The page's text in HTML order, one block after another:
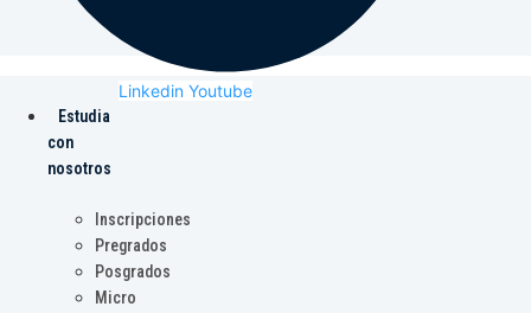
Linkedin Youtube
Estudia
con
nosotros
Inscripciones
Pregrados
Posgrados
Micro